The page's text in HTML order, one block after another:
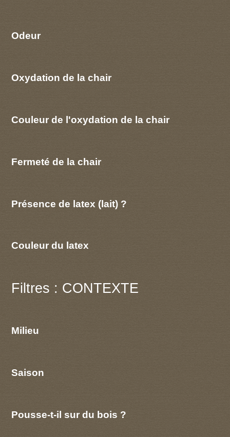
Odeur
Oxydation de la chair
Couleur de l'oxydation de la chair
Fermeté de la chair
Présence de latex (lait) ?
Couleur du latex
Filtres : CONTEXTE
Milieu
Saison
Pousse-t-il sur du bois ?